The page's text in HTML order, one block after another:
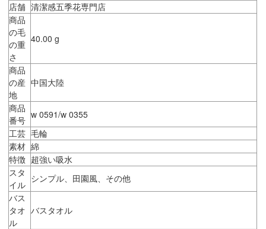
店舗 清潔感五季花専門店
商品
の毛
の重
さ
40.00 g
商品
の産
地
中国大陸
商品
番号 w 0591/w 0355
工芸 毛輪
素材 綿
特徴 超強い吸水
スタ
イル
シンプル、田園風、その他
バス
タオ
ル
バスタオル